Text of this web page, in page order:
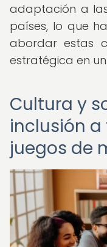
adaptación a
países, lo que
abordar estas
estratégica en
Cultura y
inclusión a
juegos de